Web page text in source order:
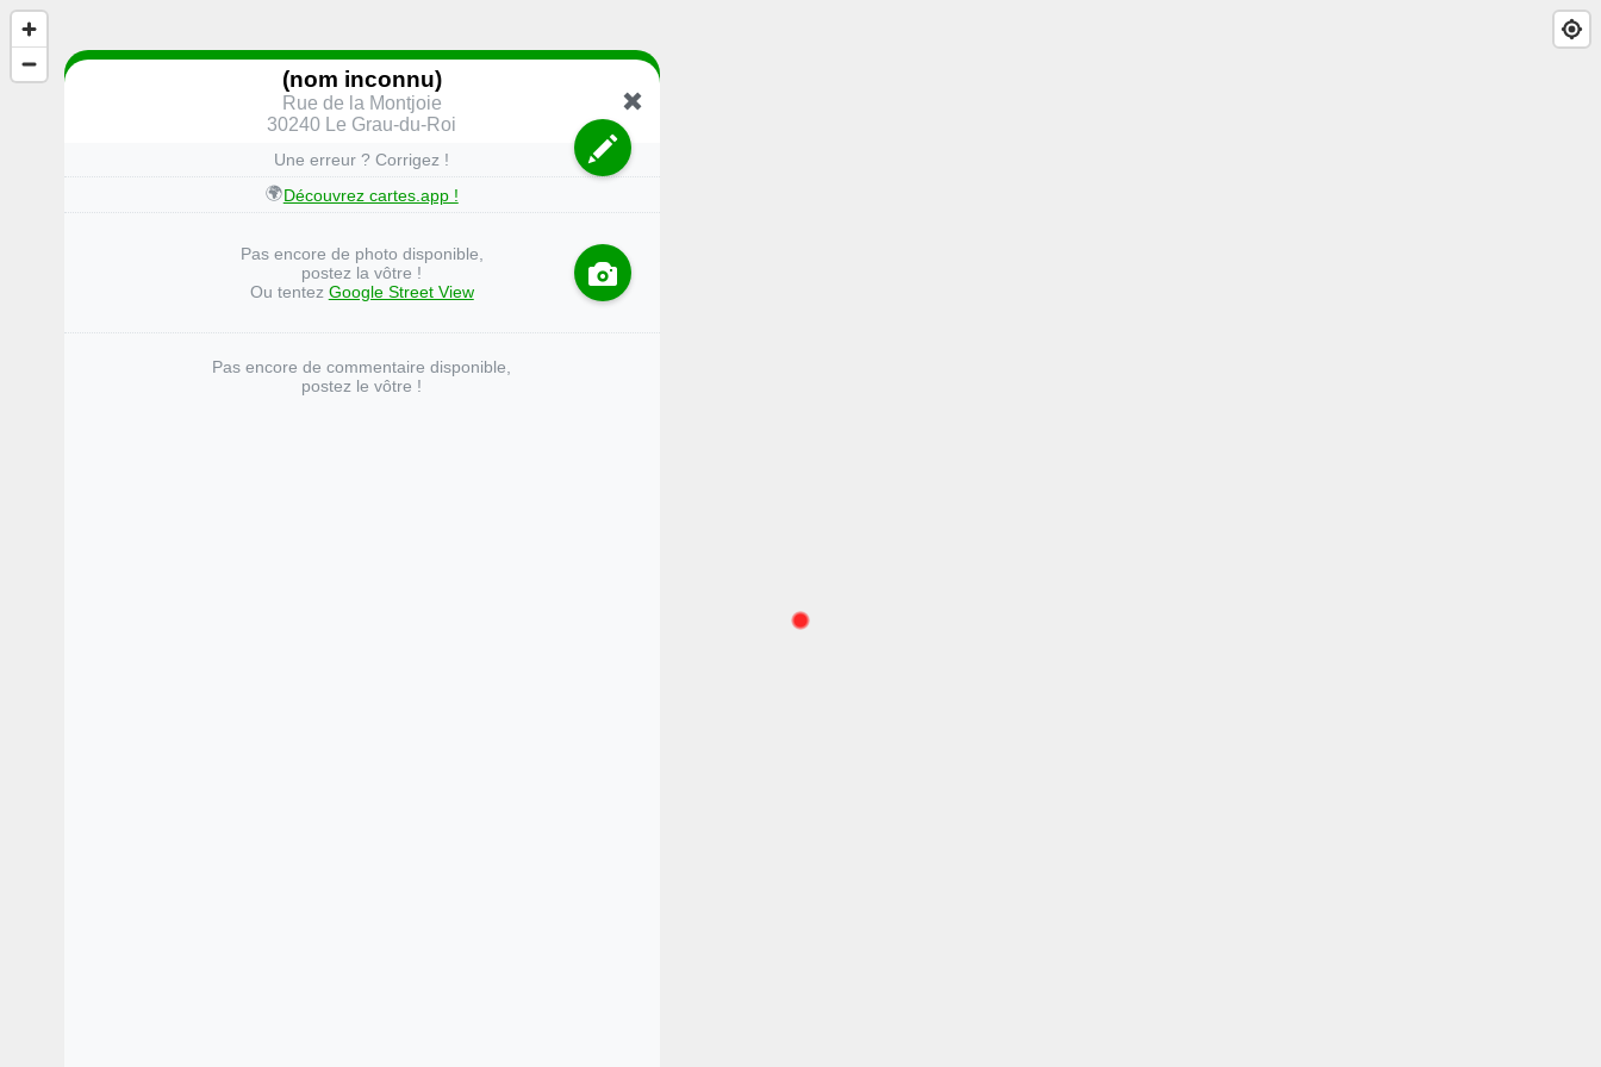
(nom inconnu)
Rue de la Montjoie
30240 Le Grau-du-Roi
Une erreur ? Corrigez !
🌍Découvrez cartes.app !
Pas encore de photo disponible,
postez la vôtre !
Ou tentez Google Street View
Pas encore de commentaire disponible,
postez le vôtre !